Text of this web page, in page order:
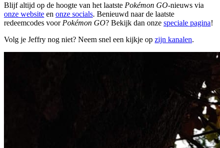
Blijf altijd op de hoogte van het laatste Pokémon GO-nieuws via
onze website en onze socials. Benieuwd naar de laatste
redeemcodes voor Pokémon GO? Bekijk dan onze speciale pagina!
Volg je Jeffry nog niet? Neem snel een kijkje op zijn kanalen.